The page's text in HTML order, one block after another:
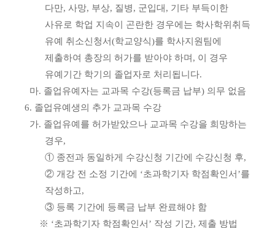
다만, 사망, 부상, 질병, 군입대 , 기타 부득이한
사유로 학업 지속이 곤란한 경우에는 학사학위취득
유예 취소신청서(학교양식)를 학사지원팀에
제출하여 총장의 허가를 받아야 하며 , 이 경우
유예기간 학기의 졸업자로 처리됩니다.
마. 졸업유예자는 교과목 수강(등록금 납부) 의무 없음
6. 졸업유예생의 추가 교과목 수강
가. 졸업유예를 허가받았으나 교과목 수강을 희망하는
경우,
① 종전과 동일하게 수강신청 기간에 수강신청 후,
② 개강 전 소정 기간에 ‘초과학기자 학점확인서 ’를
작성하고,
③ 등록 기간에 등록금 납부 완료해야 함
※ ‘초과학기자 학점확인서 ’ 작성 기간, 제출 방법